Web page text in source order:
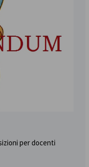
per docenti